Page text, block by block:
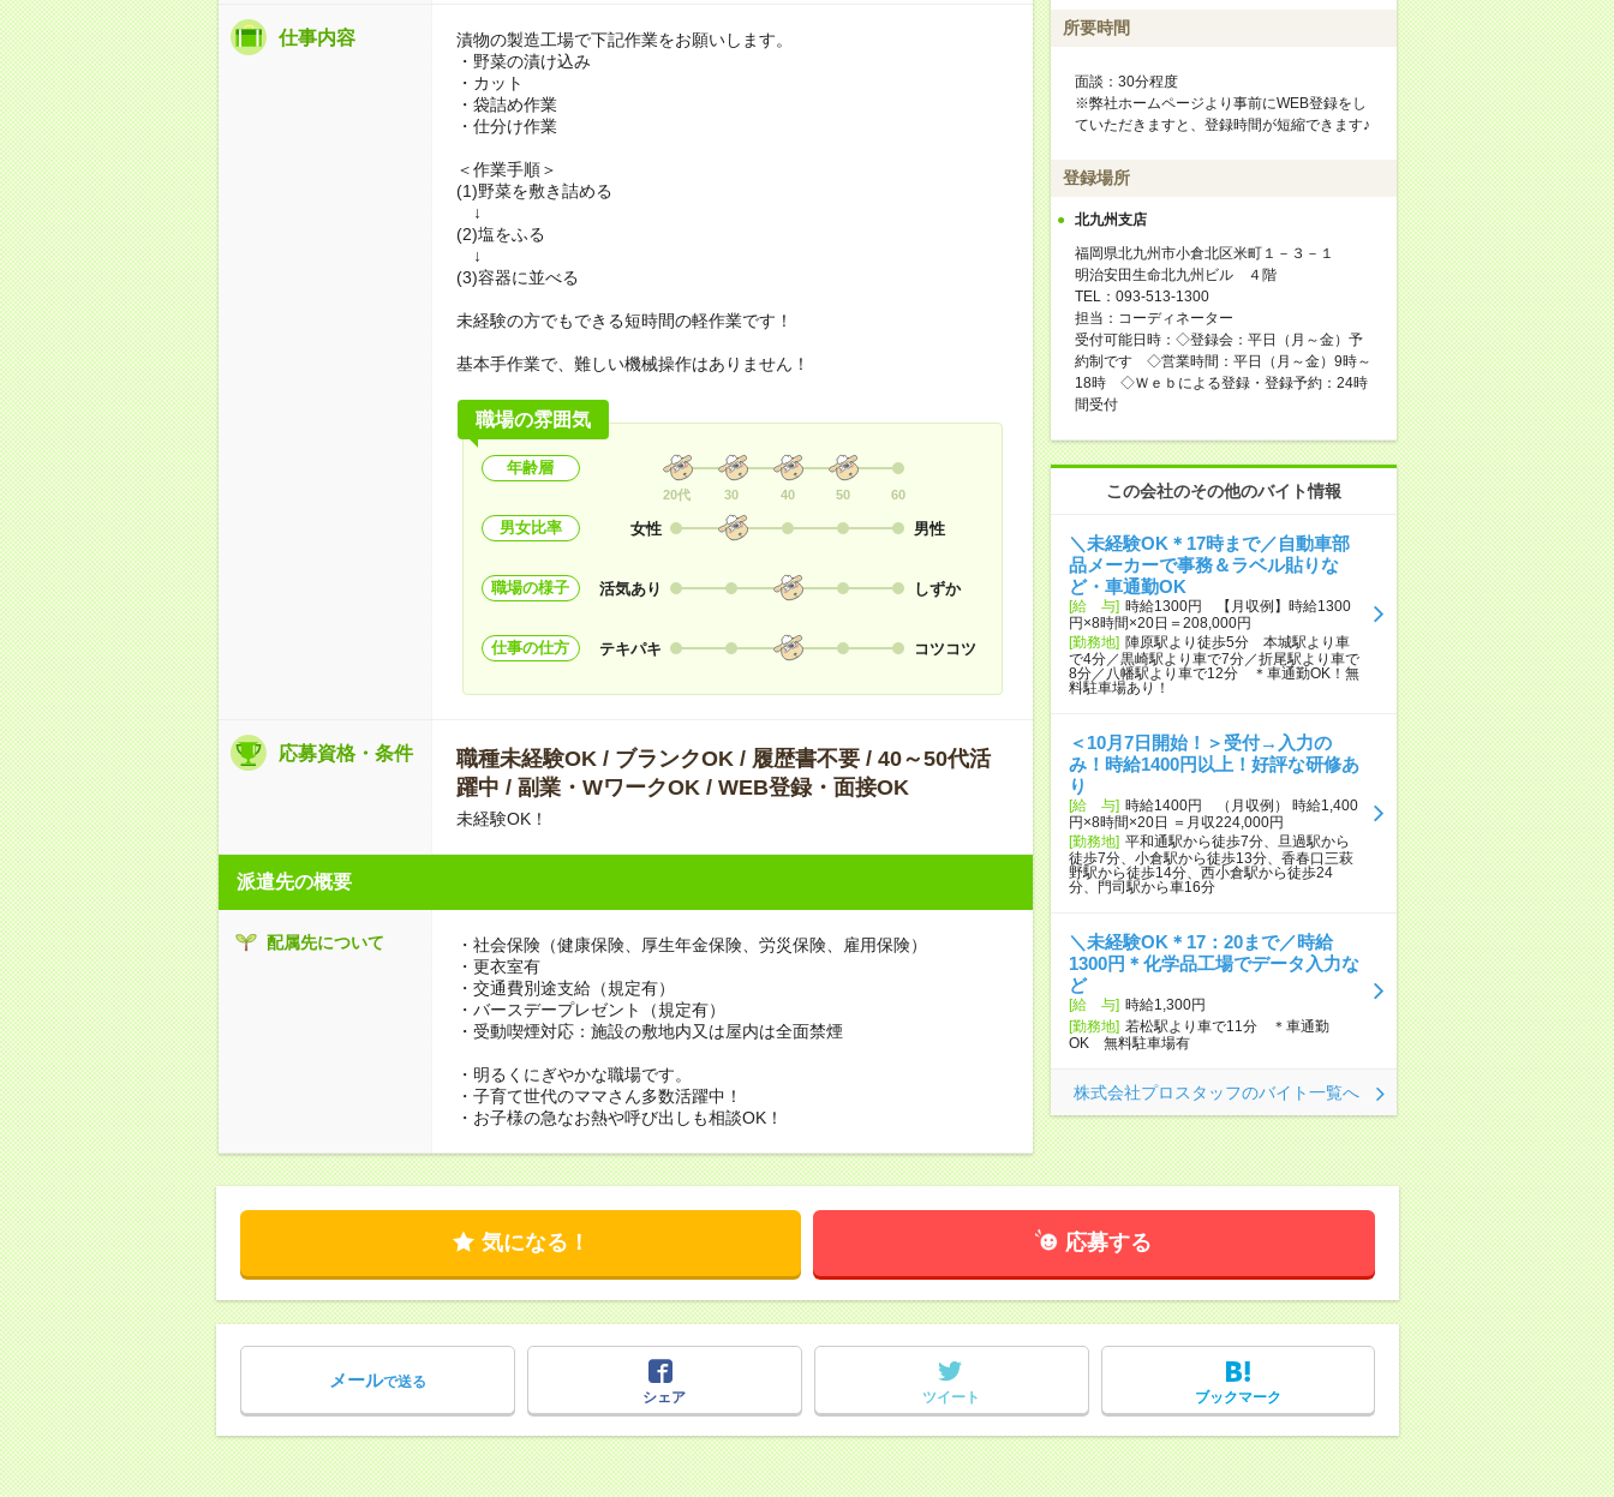
仕事内容
漬物の製造工場で下記作業をお願いします。
・野菜の漬け込み
・カット
・袋詰め作業
・仕分け作業
＜作業手順＞
(1)野菜を敷き詰める
↓
(2)塩をふる
↓
(3)容器に並べる
未経験の方でもできる短時間の軽作業です！
基本手作業で、難しい機械操作はありません！
職場の雰囲気
年齢層
20代 30 40 50 60
男女比率 女性 男性
職場の様子 活気あり しずか
仕事の仕方 テキパキ コツコツ
応募資格・条件
職種未経験OK / ブランクOK / 履歴書不要 / 40～50代活
躍中 / 副業・WワークOK / WEB登録・面接OK
未経験OK！
派遣先の概要
配属先について
・社会保険（健康保険、厚生年金保険、労災保険、雇用保険）
・更衣室有
・交通費別途支給（規定有）
・バースデープレゼント（規定有）
・受動喫煙対応：施設の敷地内又は屋内は全面禁煙
・明るくにぎやかな職場です。
・子育て世代のママさん多数活躍中！
・お子様の急なお熱や呼び出しも相談OK！
所要時間
面談：30分程度
※弊社ホームページより事前にWEB登録をし
ていただきますと、登録時間が短縮できます♪
登録場所
北九州支店
福岡県北九州市小倉北区米町１－３－１
明治安田生命北九州ビル ４階
TEL：093-513-1300
担当：コーディネーター
受付可能日時：◇登録会：平日（月～金）予
約制です ◇営業時間：平日（月～金）9時～
18時 ◇Ｗｅｂによる登録・登録予約：24時
間受付
この会社のその他のバイト情報
＼未経験OK＊17時まで／自動車部
品メーカーで事務＆ラベル貼りな
ど・車通勤OK
[給 与] 時給1300円 【月収例】時給1300
円×8時間×20日＝208,000円
[勤務地] 陣原駅より徒歩5分 本城駅より車
で4分／黒崎駅より車で7分／折尾駅より車で
8分／八幡駅より車で12分 ＊車通勤OK！無
料駐車場あり！
＜10月7日開始！＞受付→入力の
み！時給1400円以上！好評な研修あ
り
[給 与] 時給1400円 （月収例） 時給1,400
円×8時間×20日 ＝月収224,000円
[勤務地] 平和通駅から徒歩7分、旦過駅から
徒歩7分、小倉駅から徒歩13分、香春口三萩
野駅から徒歩14分、西小倉駅から徒歩24
分、門司駅から車16分
＼未経験OK＊17：20まで／時給
1300円＊化学品工場でデータ入力な
ど
[給 与] 時給1,300円
[勤務地] 若松駅より車で11分 ＊車通勤
OK 無料駐車場有
株式会社プロスタッフのバイト一覧へ
気になる！ 応募する
メールで送る
シェア
ツイート ブックマーク